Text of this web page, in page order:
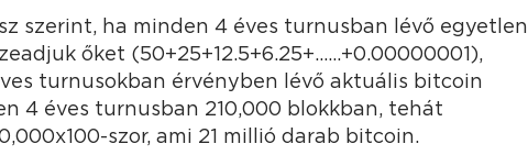
szerint, ha minden 4 éves turnusban lévő egyetlen
őket (50+25+12.5+6.25+……+0.00000001),
turnusokban érvényben lévő aktuális bitcoin
4 éves turnusban 210,000 blokkban, tehát
szor, ami 21 millió darab bitcoin.